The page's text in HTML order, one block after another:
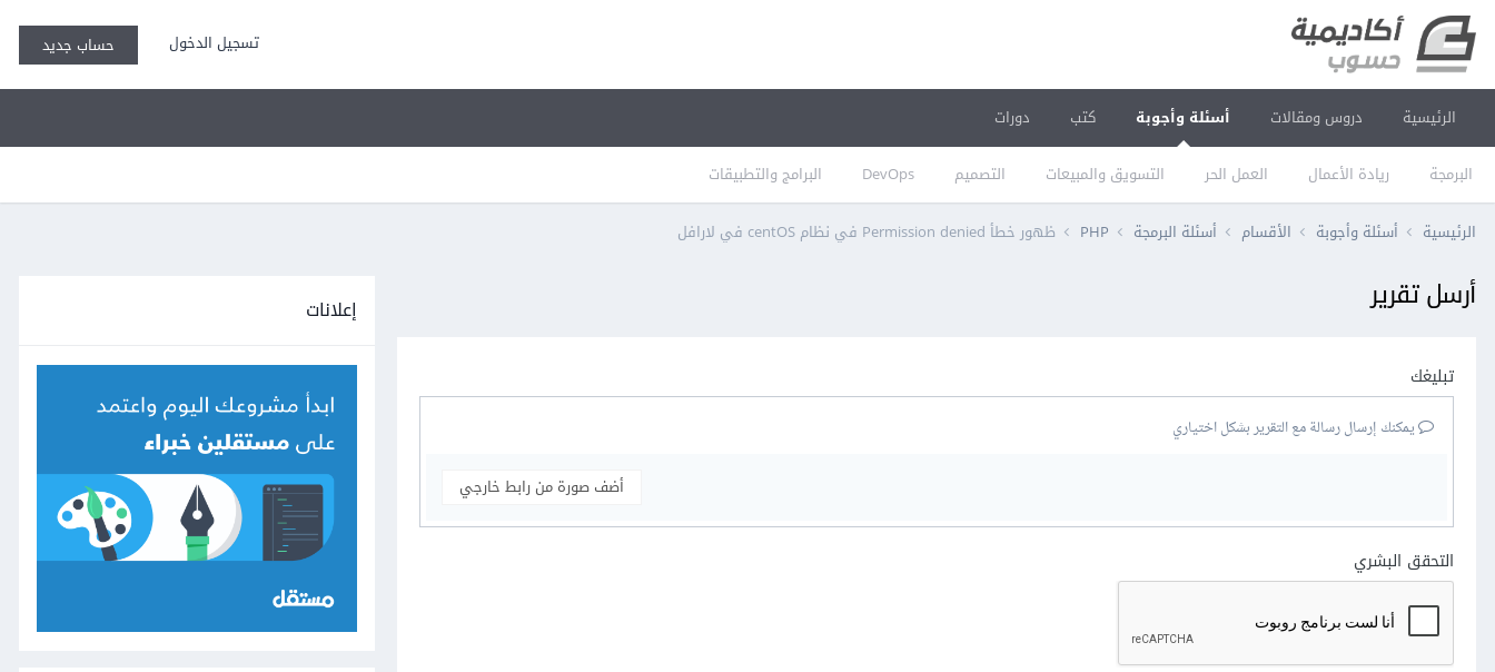
تسجيل الدخول حساب جديد
الرئيسية دروس ومقالات أسئلة وأجوبة
البرمجة ريادة الأعمال العمل الحر التسويق والمبيعات التصميم DevOps البرامج والتطبيقات
كتب دورات
الرئيسية أسئلة وأجوبة الأقسام أسئلة البرمجة PHP ظهور خطأ Permission denied في نظام centOS في لارافل
أرسل تقرير
تبليغك
يمكنك إرسال رسالة مع التقرير بشكل اختياري
أضف صورة من رابط خارجي
التحقق البشري
إعلانات